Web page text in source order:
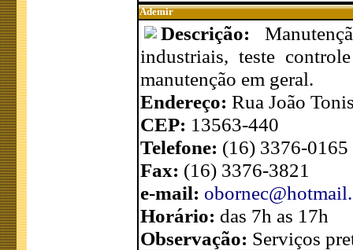
Ademir
Descrição:
industriais, teste
manutenção em geral.
Endereço: Rua João
CEP: 13563-440
Telefone: (16) 3376-
Fax: (16) 3376-3821
e-mail:
Horário: das 7h as 17h
Observação: Serviços